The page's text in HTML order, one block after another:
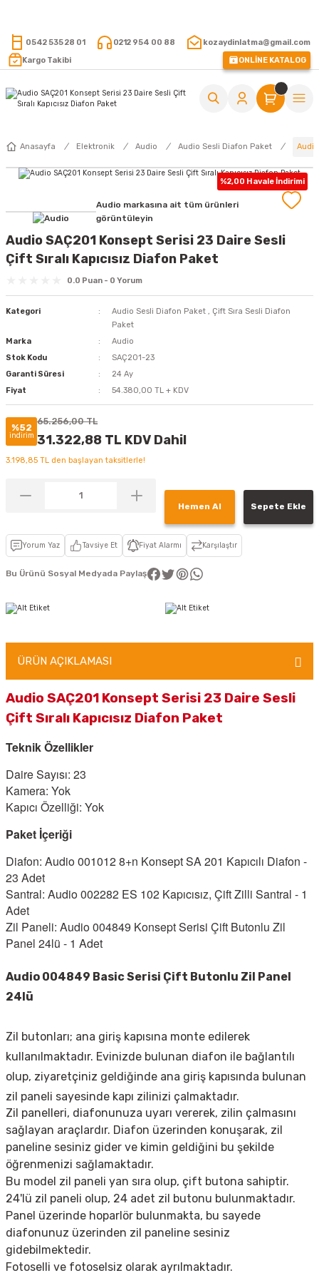
0542 535 28 01 0212 954 00 88
kozaydinlatma@gmail.com
Kargo Takibi
ONLİNE KATALOG
Anasayfa Elektronik Audio Audio Sesli Diafon Paket
%2,00 Havale İndirimi
Audio markasına ait tüm ürünleri
görüntüleyin
Audio SAÇ201 Konsept Serisi 23 Daire Sesli
Çift Sıralı Kapıcısız Diafon Paket
0.0 Puan - 0 Yorum
Kategori Audio Sesli Diafon Paket , Çift Sıra Sesli Diafon
Paket
Marka
Audio
Stok Kodu
SAÇ201-23
Garanti Süresi
24 Ay
Fiyat
54.380,00 TL + KDV
%52
indirim
65.256,00 TL
31.322,88 TL KDV Dahil
3.198,85 TL den başlayan taksitlerle!
Hemen Al Sepete Ekle
Yorum Yaz Tavsiye Et Fiyat Alarmı Karşılaştır
Bu Ürünü Sosyal Medyada Paylaş
ÜRÜN AÇIKLAMASI
Audio SAÇ201 Konsept Serisi 23 Daire Sesli
Çift Sıralı Kapıcısız Diafon Paket
Teknik Özellikler
Daire Sayısı: 23
Kamera: Yok
Kapıcı Özelliği: Yok
Paket İçeriği
Diafon: Audio 001012 8+n Konsept SA 201 Kapıcılı Diafon -
23 Adet
Santral: Audio 002282 ES 102 Kapıcısız, Çift Zilli Santral - 1
Adet
Zil Paneli: Audio 004849 Konsept Serisi Çift Butonlu Zil
Panel 24lü - 1 Adet
Audio 004849 Basic Serisi Çift Butonlu Zil Panel
24lü
Zil butonları; ana giriş kapısına monte edilerek
kullanılmaktadır. Evinizde bulunan diafon ile bağlantılı
olup, ziyaretçiniz geldiğinde ana giriş kapısında bulunan
zil paneli sayesinde kapı zilinizi çalmaktadır.
Zil panelleri, diafonunuza uyarı vererek, zilin çalmasını
sağlayan araçlardır. Diafon üzerinden konuşarak, zil
paneline sesiniz gider ve kimin geldiğini bu şekilde
öğrenmenizi sağlamaktadır.
Bu model zil paneli yan sıra olup, çift butona sahiptir.
24'lü zil paneli olup, 24 adet zil butonu bulunmaktadır.
Panel üzerinde hoparlör bulunmakta, bu sayede
diafonunuz üzerinden zil paneline sesiniz
gidebilmektedir.
Fotoselli ve fotoselsiz olarak ayrılmaktadır.